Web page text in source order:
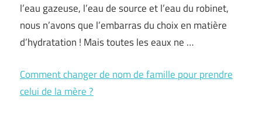
l’eau gazeuse, l’eau de source et l’eau du robinet,
nous n’avons que l’embarras du choix en matière
d’hydratation ! Mais toutes les eaux ne …
Comment changer de nom de famille pour prendre
celui de la mère ?